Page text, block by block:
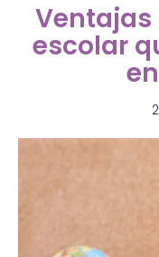
escolar